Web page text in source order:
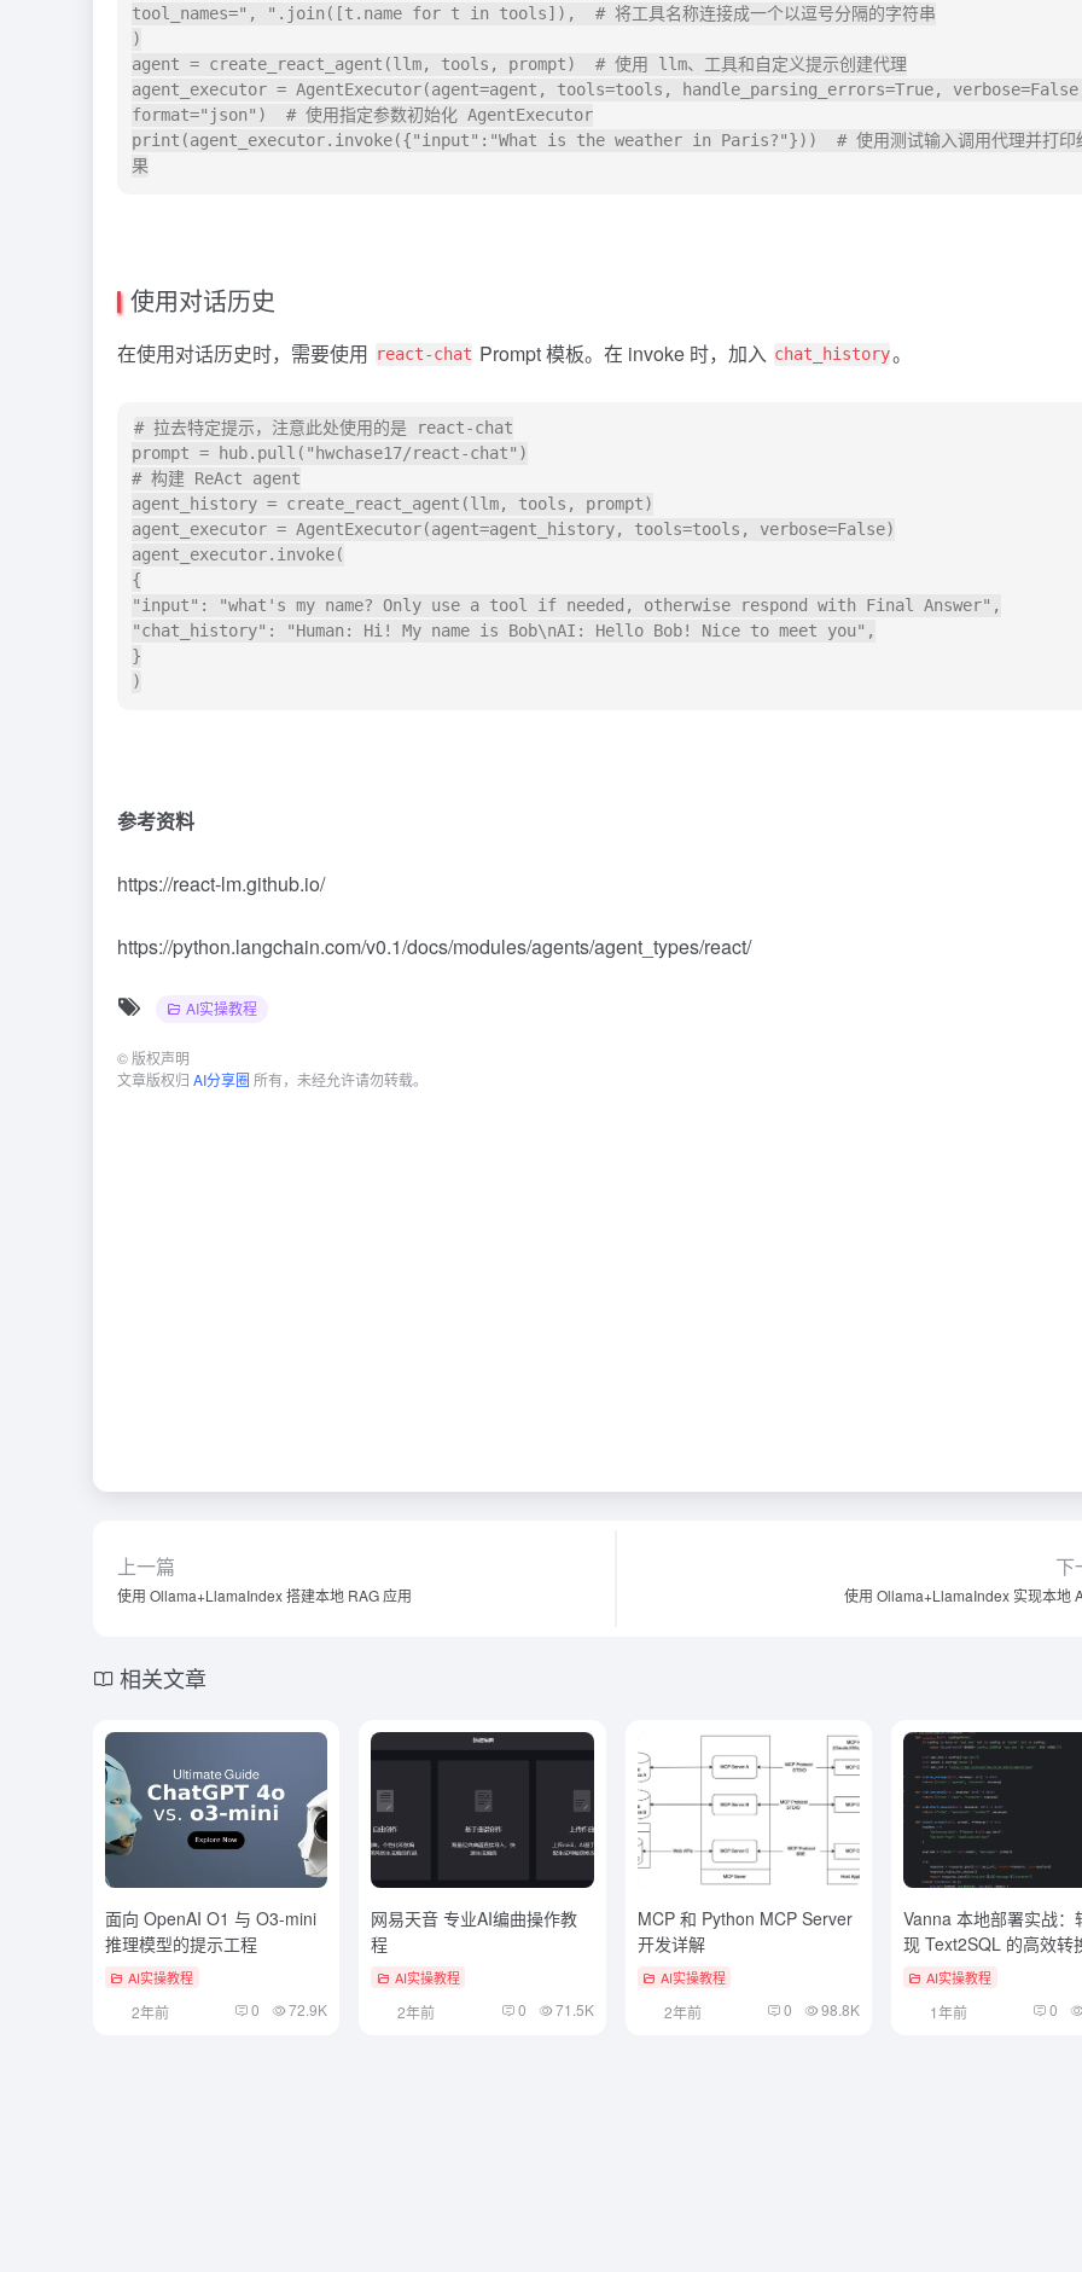
tool_names=", ".join([t.name for t in tools]),  # 将工具名称连接成一个以逗号分隔的字符串
)
agent = create_react_agent(llm, tools, prompt)  # 使用 llm、工具和自定义提示创建代理
agent_executor = AgentExecutor(agent=agent, tools=tools, handle_parsing_errors=True,
format="json")  # 使用指定参数初始化 AgentExecutor
print(agent_executor.invoke({"input":"What is the weather in Paris?"}))  # 使用测试输入调用代理并打印
使用对话历史
在使用对话历史时，需要使用 react-chat Prompt 模板。在 invoke 时，加入 chat_history。
# 拉去特定提示，注意此处使用的是 react-chat
prompt = hub.pull("hwchase17/react-chat")
# 构建 ReAct agent
agent_history = create_react_agent(llm, tools, prompt)
agent_executor = AgentExecutor(agent=agent_history, tools=tools, verbose=False)
agent_executor.invoke(
{
"input": "what's my name? Only use a tool if needed, otherwise respond with Final Answer",
"chat_history": "Human: Hi! My name is Bob\nAI: Hello Bob! Nice to meet you",
}
参考资料
https://react-lm.github.io/
https://python.langchain.com/v0.1/docs/modules/agents/agent_types/react/
AI实操教程
© 版权声明
文章版权归 AI分享圈 所有，未经允许请勿转载。
上一篇
使用 Ollama+LlamaIndex 搭建本地 RAG 应用
下
使用 Ollama+LlamaIndex 实现本地
相关文章
面向 OpenAI O1 与 O3-mini
推理模型的提示工程
AI实操教程
2年前 0 72.9K
网易天音 专业AI编曲操作教
程
AI实操教程
2年前 0 71.5K
MCP 和 Python MCP Server
开发详解
AI实操教程
2年前 0 98.8K
Vanna 本地部署实战：
现 Text2SQL 的高效转
AI实操教程
1年前 0